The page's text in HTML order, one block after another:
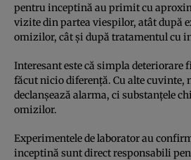
pentru inceptină au primit cu
vizite din partea viespilor, atât după
omizilor, cât și după tratamentul cu
Interesant este că simpla deteriorare
făcut nicio diferență. Cu alte cuvinte,
declanșează alarma, ci substanțele
omizilor.
Experimentele de laborator au
inceptină sunt direct responsabili